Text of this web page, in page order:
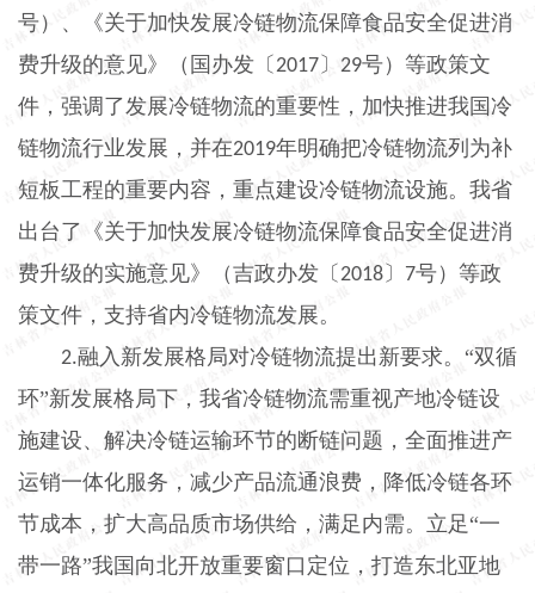
号）、《关于加快发展冷链物流保障食品安全促进消
费升级的意见》（国办发〔2017〕 29号）等政策文
件，强调了发展冷链物流的重要性，加快推进我国冷
链物流行业发展，并在2019年明确把冷链物流列为补
短板工程的重要内容，重点建设冷链物流设施。我省
出台了《关于加快发展冷链物流保障食品安全促进消
费升级的实施意见》（吉政办发〔2018〕 7号）等政
策文件，支持省内冷链物流发展。
2.融入新发展格局对冷链物流提出新要求。“双循
环”新发展格局下，我省冷链物流需重视产地冷链设
施建设、解决冷链运输环节的断链问题，全面推进产
运销一体化服务，减少产品流通浪费，降低冷链各环
节成本，扩大高品质市场供给，满足内需。立足“一
带一路”我国向北开放重要窗口定位，打造东北亚地